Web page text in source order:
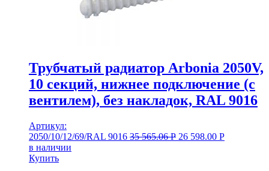
Трубчатый радиатор Arbonia 2050V,
10 секций, нижнее подключение (с
вентилем), без накладок, RAL 9016
Артикул:
2050/10/12/69/RAL 9016 35 565.06Р 26 598.00 Р
в наличии
Купить